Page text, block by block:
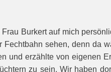
Burkert auf mich
sehen, denn da
und erzählte von eigenen
zu sein. Wir haben